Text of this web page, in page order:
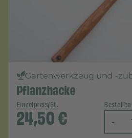
Gartenwerkzeug und -
Pflanzhacke
Einzelpreis/St.
24,50€ -